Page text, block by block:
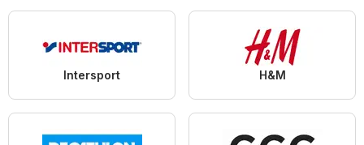
Intersport H&M